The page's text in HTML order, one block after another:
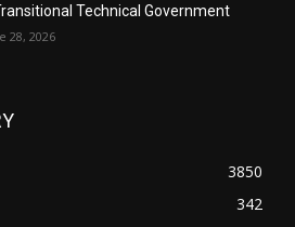
Technical Government
28, 2026
3850
342